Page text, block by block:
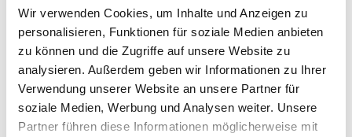
Wir verwenden Cookies, um Inhalte und Anzeigen zu
personalisieren, Funktionen für soziale Medien anbieten
zu können und die Zugriffe auf unsere Website zu
analysieren. Außerdem geben wir Informationen zu Ihrer
Verwendung unserer Website an unsere Partner für
soziale Medien, Werbung und Analysen weiter. Unsere
Partner führen diese Informationen möglicherweise mit